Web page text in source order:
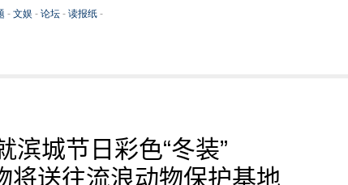
滨城节日彩色“冬装”
将送往流浪动物保护基地